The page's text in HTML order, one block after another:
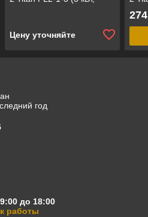
Цену уточняйте
год
до 18:00
работы